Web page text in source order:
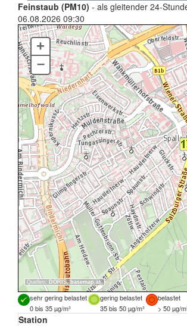
Feinstaub (PM10) - als gleitender 24-
06.08.2026 09:30
Quellen: DORIS, basemap.at
+
–
sehr gering belastet gering belastet
belastet
0 bis 35 µg/m³
35 bis 50 µg/m³ > 50 µg/
Station